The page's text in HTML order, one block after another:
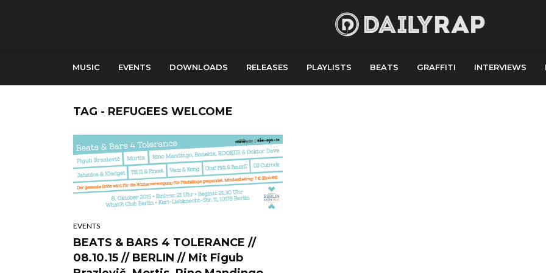
MUSIC EVENTS DOWNLOADS RELEASES PLAYLISTS BEATS GRAFFITI INTERVIEWS
TAG - REFUGEES WELCOME
EVENTS
BEATS & BARS 4 TOLERANCE //
08.10.15 // BERLIN // Mit Figub